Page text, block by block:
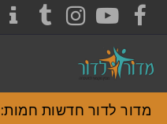
FACEBOOK
YOUTUBE
מדור לדור חדשות חמות: